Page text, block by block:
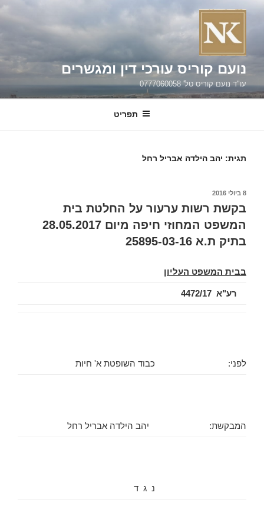
דילוג
נועם קוריס עורכי דין ומגשרים
עו"ד נועם קוריס טל' 0777060058
תפריט
תגית: יהב הילדה אבריל רחל
פורסם
8 ביולי 2016
בקשת רשות ערעור על החלטת בית
המשפט המחוזי חיפה מיום 28.05.2017
בתיק ת.א 25895-03-16
בבית המשפט העליון
רע"א 4472/17
לפני: כבוד השופטת א' חיות
המבקשת: יהב הילדה אבריל רחל
נ ג ד